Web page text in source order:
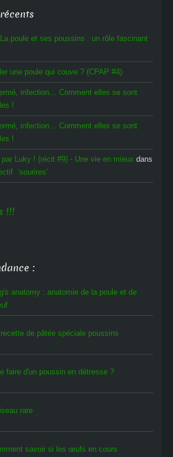
La poule et ses poussins : un rôle fascinant
une poule qui couve ? (CPAP #4)
infection… Comment elles se sont
!
infection… Comment elles se sont
!
Luky ! (récit #9) - Une vie en mieux dans
‘sourires’
!!!
:
anatomy : anatomie de la poule et de
de pâtée spéciale poussins
faire d'un poussin en détresse ?
rare
savoir si les œufs en cours